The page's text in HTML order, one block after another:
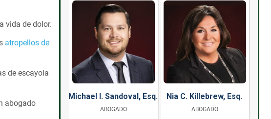
vida de dolor.
atropellos de
de escayola
abogado
Michael I. Sandoval, Esq.
ABOGADO
Nia C. Killebrew, Esq.
ABOGADO